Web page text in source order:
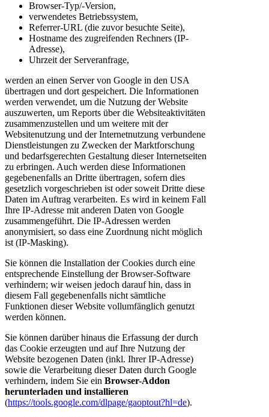
Browser-Typ/-Version,
verwendetes Betriebssystem,
Referrer-URL (die zuvor besuchte Seite),
Hostname des zugreifenden Rechners (IP-
Adresse),
Uhrzeit der Serveranfrage,
werden an einen Server von Google in den USA
übertragen und dort gespeichert. Die Informationen
werden verwendet, um die Nutzung der Website
auszuwerten, um Reports über die Websiteaktivitäten
zusammenzustellen und um weitere mit der
Websitenutzung und der Internetnutzung verbundene
Dienstleistungen zu Zwecken der Marktforschung
und bedarfsgerechten Gestaltung dieser Internetseiten
zu erbringen. Auch werden diese Informationen
gegebenenfalls an Dritte übertragen, sofern dies
gesetzlich vorgeschrieben ist oder soweit Dritte diese
Daten im Auftrag verarbeiten. Es wird in keinem Fall
Ihre IP-Adresse mit anderen Daten von Google
zusammengeführt. Die IP-Adressen werden
anonymisiert, so dass eine Zuordnung nicht möglich
ist (IP-Masking).
Sie können die Installation der Cookies durch eine
entsprechende Einstellung der Browser-Software
verhindern; wir weisen jedoch darauf hin, dass in
diesem Fall gegebenenfalls nicht sämtliche
Funktionen dieser Website vollumfänglich genutzt
werden können.
Sie können darüber hinaus die Erfassung der durch
das Cookie erzeugten und auf Ihre Nutzung der
Website bezogenen Daten (inkl. Ihrer IP-Adresse)
sowie die Verarbeitung dieser Daten durch Google
verhindern, indem Sie ein Browser-Addon
herunterladen und installieren
(https://tools.google.com/dlpage/gaoptout?hl=de).